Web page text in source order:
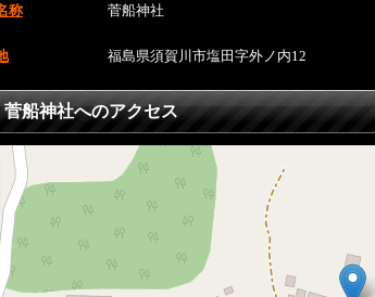
称 菅船神社
福島県須賀川市塩田字外ノ内12
菅船神社へのアクセス